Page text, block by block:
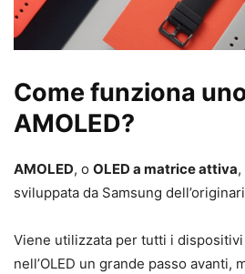
Come funziona
AMOLED?
AMOLED, o OLED a matrice attiva
sviluppata da Samsung
Viene utilizzata per tutti i
nell’OLED un grande passo avanti,